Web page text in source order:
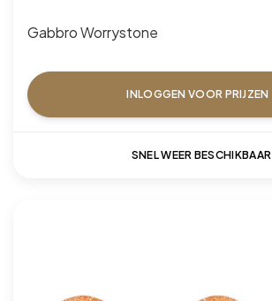
Gabbro Worrystone
INLOGGEN VOOR PRIJZEN
SNEL WEER BESCHIKBAAR